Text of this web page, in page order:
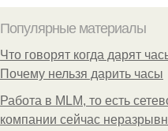
Популярные материалы
Что говорят когда дарят
Почему нельзя дарить часы
Работа в MLM, то есть
компании сейчас